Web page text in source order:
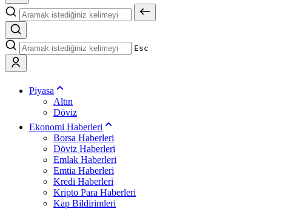
Esc
Piyasa
Altın
Döviz
Ekonomi Haberleri
Borsa Haberleri
Döviz Haberleri
Emlak Haberleri
Emtia Haberleri
Kredi Haberleri
Kripto Para Haberleri
Kap Bildirimleri